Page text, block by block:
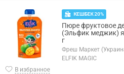
В избранное
КЕШБЕК 20%
Пюре фруктовое
(Эльфик меджик)
г
Фреш Маркет
ELFIK MAGIC